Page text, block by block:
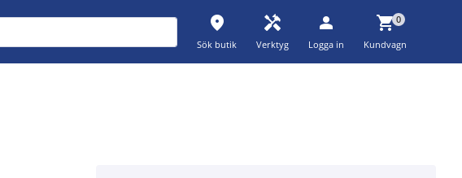
place
Sök butik
handyman
Verktyg
person
Logga in
shopping_cart0
Kundvagn